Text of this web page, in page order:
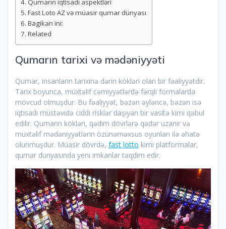
Qumarın iqtisadi aspektləri
Fast Loto AZ və müasir qumar dünyası
Bagikan ini:
Related
Qumarın tarixi və mədəniyyəti
Qumar, insanların tarixinə dərin kökləri olan bir fəaliyyətdir.
Tarix boyunca, müxtəlif cəmiyyətlərdə fərqli formalarda
mövcud olmuşdur. Bu fəaliyyət, bəzən əyləncə, bəzən isə
iqtisadi müstəvidə ciddi risklər daşıyan bir vasitə kimi qəbul
edilir. Qumarın kökləri, qədim dövrlərə qədər uzanır və
müxtəlif mədəniyyətlərin özünəməxsus oyunları ilə əhatə
olunmuşdur. Müasir dövrdə, fast lotto kimi platformalar,
qumar dünyasında yeni imkanlar təqdim edir.